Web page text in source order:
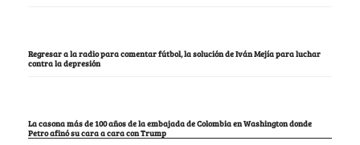
Regresar a la radio para comentar fútbol, la solución de Iván Mejía para luchar
contra la depresión
La casona más de 100 años de la embajada de Colombia en Washington donde
Petro afinó su cara a cara con Trump